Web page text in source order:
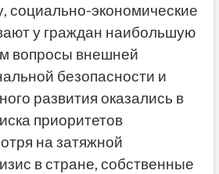
социально-экономические
у граждан наибольшую
вопросы внешней
безопасности и
развития оказались в
приоритетов
на затяжной
в стране, собственные